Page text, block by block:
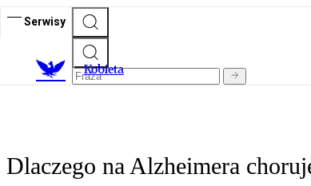
Serwisy
Kobieta
Dlaczego na Alzheimera